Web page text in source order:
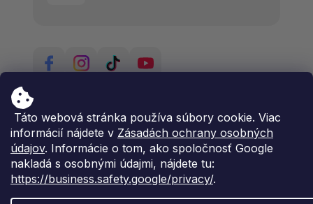
Táto webová stránka používa súbory cookie. Viac
informácií nájdete v Zásadách ochrany osobných
údajov. Informácie o tom, ako spoločnosť Google
nakladá s osobnými údajmi, nájdete tu:
https://business.safety.google/privacy/.